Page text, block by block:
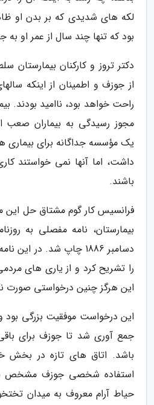
لکه های شدیدی که بر بدن او
بود که تنها چند سال از عمر او به
دکتر تروز و کارکنان بیمارستان
از جوزف و اطمینان از اینکه
راحت خواهد بود، ناامید بودند.
مجوز رسیدگی به بیماران صعب
یک مؤسسه جداگانه برای بیماری
داشت، اما آنها نمی خواستند
باشند.
فرانسیس کار گوم مشتاق حل
دسامبر 1886 چاپ شد. در
را تشریح کرد و از یاری های
این هرگز چنین درخواستی صورت
این درخواست موفقیت بزرگی بود
جمع آوری شد تا جوزف برای
باشد. اتاق های تازه در بخش
استفاده شخصی جوزف مشخص
حیاط آرام معروف به میدان